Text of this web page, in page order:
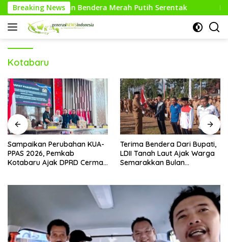
Langsung
ke
konten
Breaking News
Bendera Merah Putih Serentak Pesilat Way Kanan
Kotabaru
Sampaikan Perubahan KUA-
PPAS 2026, Pemkab
Kotabaru Ajak DPRD Cermati
Terima Bendera Dari Bupati,
LDII Tanah Laut Ajak Warga
Semarakkan Bulan